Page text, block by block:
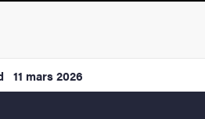
11 mars 2026